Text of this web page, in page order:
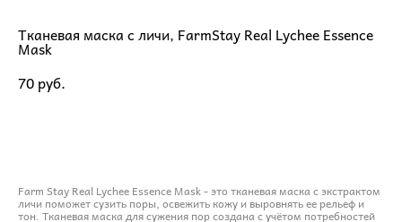
Тканевая маска с личи, FarmStay Real Lychee Essence
Mask
70 pуб.
Farm Stay Real Lychee Essence Mask - это тканевая маска с экстрактом
личи поможет сузить поры, освежить кожу и выровнять ее рельеф и
тон. Тканевая маска для сужения пор создана с учётом потребностей